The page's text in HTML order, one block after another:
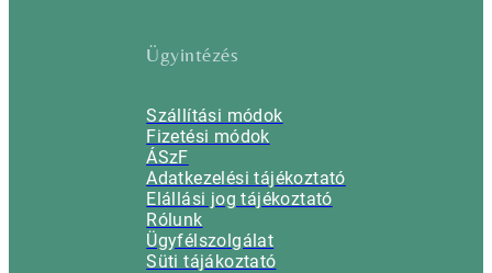
Ügyintézés
Szállítási módok
Fizetési módok
ÁSzF
Adatkezelési tájékoztató
Elállási jog tájékoztató
Rólunk
Ügyfélszolgálat
Süti tájákoztató